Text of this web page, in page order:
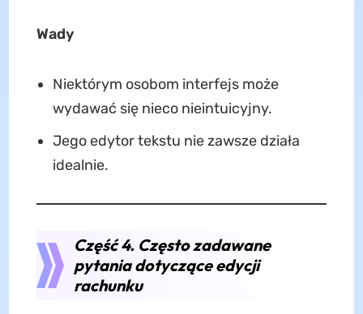
Wady
Niektórym osobom interfejs może
wydawać się nieco nieintuicyjny.
Jego edytor tekstu nie zawsze działa
idealnie.
Część 4. Często zadawane
pytania dotyczące edycji
rachunku